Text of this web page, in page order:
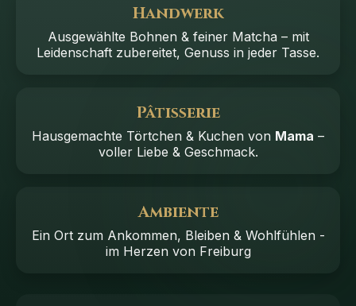
Handwerk
Ausgewählte Bohnen & feiner Matcha – mit
Leidenschaft zubereitet, Genuss in jeder Tasse.
Pâtisserie
Hausgemachte Törtchen & Kuchen von Mama –
voller Liebe & Geschmack.
Ambiente
Ein Ort zum Ankommen, Bleiben & Wohlfühlen -
im Herzen von Freiburg